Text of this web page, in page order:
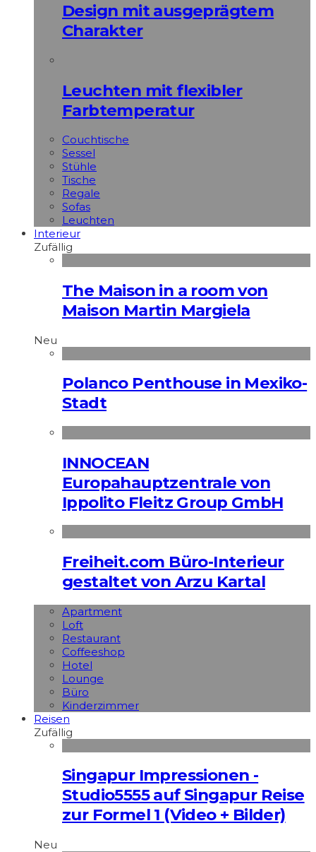
Design mit ausgeprägtem
Charakter
Leuchten mit flexibler
Farbtemperatur
Couchtische
Sessel
Stühle
Tische
Regale
Sofas
Leuchten
Interieur
Zufällig
The Maison in a room von
Maison Martin Margiela
Neu
Polanco Penthouse in Mexiko-
Stadt
INNOCEAN
Europahauptzentrale von
Ippolito Fleitz Group GmbH
Freiheit.com Büro-Interieur
gestaltet von Arzu Kartal
Apart­ment
Loft
Restaurant
Coffeeshop
Hotel
Lounge
Büro
Kinderzimmer
Reisen
Zufällig
Singapur Impressionen -
Studio5555 auf Singapur Reise
zur Formel 1 (Video + Bilder)
Neu